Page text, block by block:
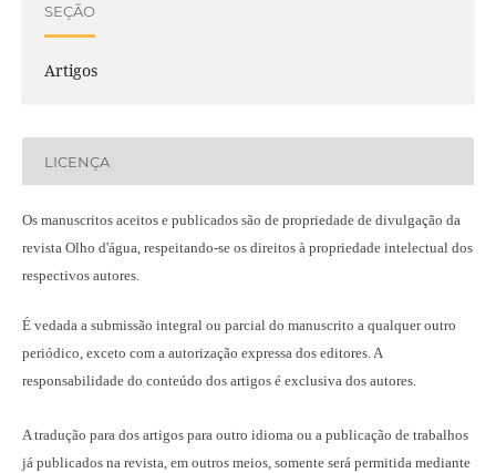
SEÇÃO
Artigos
LICENÇA
Os manuscritos aceitos e publicados são de propriedade de divulgação da
revista Olho d'água, respeitando-se os direitos à propriedade intelectual dos
respectivos autores.
É vedada a submissão integral ou parcial do manuscrito a qualquer outro
periódico, exceto com a autorização expressa dos editores. A
responsabilidade do conteúdo dos artigos é exclusiva dos autores.
A tradução para dos artigos para outro idioma ou a publicação de trabalhos
já publicados na revista, em outros meios, somente será permitida mediante